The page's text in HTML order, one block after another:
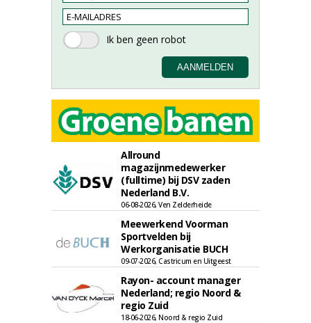
Allround
magazijnmedewerker
(fulltime) bij DSV zaden
Nederland B.V.
06-08-2026, Ven Zelderheide
Meewerkend Voorman
Sportvelden bij
Werkorganisatie BUCH
09-07-2026, Castricum en Uitgeest
Rayon- account manager
Nederland; regio Noord &
regio Zuid
18-06-2026, Noord & regio Zuid